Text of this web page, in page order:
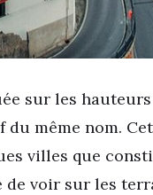
sur les
même nom.
villes que
de voir sur les